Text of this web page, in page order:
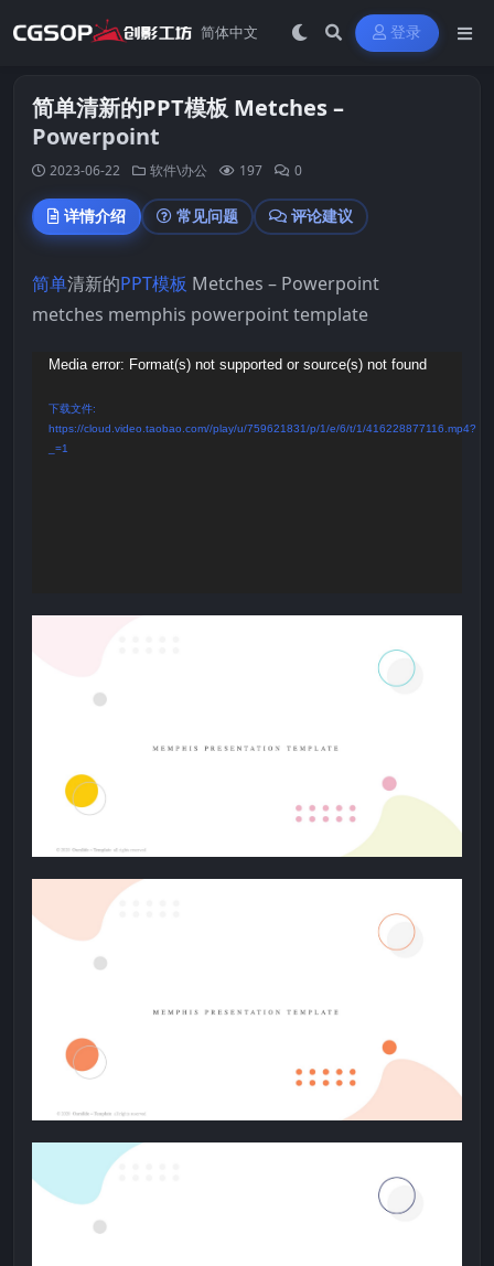
登录
简单清新的PPT模板 Metches –
Powerpoint
2023-06-22 软件\办公 197 0
详情介绍 常见问题 评论建议
简单清新的PPT模板 Metches – Powerpoint
metches memphis powerpoint template
Media error: Format(s) not supported or source(s) not found
下载文件:
https://cloud.video.taobao.com//play/u/759621831/p/1/e/6/t/1/416228877116.mp4?
_=1